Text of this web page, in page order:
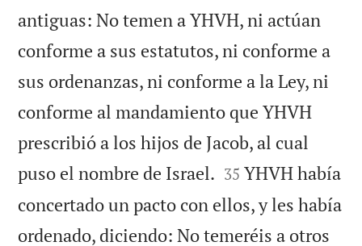
antiguas: No temen a YHVH, ni actúan
conforme a sus estatutos, ni conforme a
sus ordenanzas, ni conforme a la Ley, ni
conforme al mandamiento que YHVH
prescribió a los hijos de Jacob, al cual
puso el nombre de Israel. 

35 YHVH había
concertado un pacto con ellos, y les había
ordenado, diciendo: No temeréis a otros